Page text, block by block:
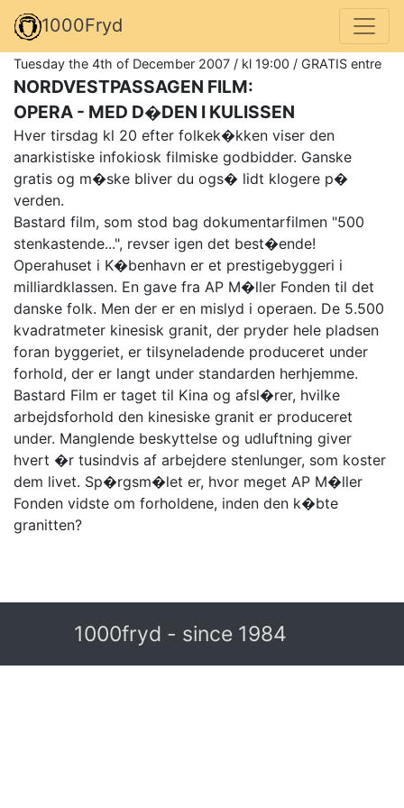
1000Fryd
Tuesday the 4th of December 2007 / kl 19:00 / GRATIS entre
NORDVESTPASSAGEN FILM:
OPERA - MED D�DEN I KULISSEN
Hver tirsdag kl 20 efter folkek�kken viser den
anarkistiske infokiosk filmiske godbidder. Ganske
gratis og m�ske bliver du ogs� lidt klogere p�
verden.
Bastard film, som stod bag dokumentarfilmen "500
stenkastende...", revser igen det best�ende!
Operahuset i K�benhavn er et prestigebyggeri i
milliardklassen. En gave fra AP M�ller Fonden til det
danske folk. Men der er en mislyd i operaen. De 5.500
kvadratmeter kinesisk granit, der pryder hele pladsen
foran byggeriet, er tilsyneladende produceret under
forhold, der er langt under standarden herhjemme.
Bastard Film er taget til Kina og afsl�rer, hvilke
arbejdsforhold den kinesiske granit er produceret
under. Manglende beskyttelse og udluftning giver
hvert �r tusindvis af arbejdere stenlunger, som koster
dem livet. Sp�rgsm�let er, hvor meget AP M�ller
Fonden vidste om forholdene, inden den k�bte
granitten?
1000fryd - since 1984